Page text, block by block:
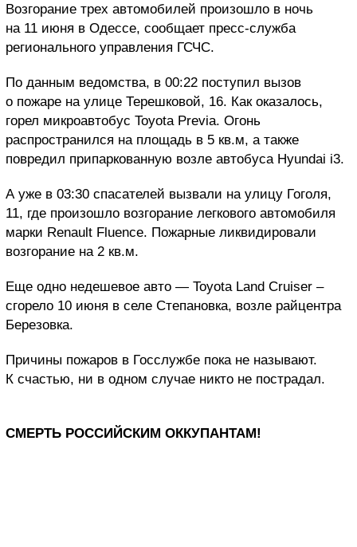
Возгорание трех автомобилей произошло в ночь
на 11 июня в Одессе, сообщает пресс-служба
регионального управления ГСЧС.
По данным ведомства, в 00:22 поступил вызов
о пожаре на улице Терешковой, 16. Как оказалось,
горел микроавтобус Toyota Previa. Огонь
распространился на площадь в 5 кв.м, а также
повредил припаркованную возле автобуса Hyundai i3.
А уже в 03:30 спасателей вызвали на улицу Гоголя,
11, где произошло возгорание легкового автомобиля
марки Renault Fluence. Пожарные ликвидировали
возгорание на 2 кв.м.
Еще одно недешевое авто — Toyota Land Cruiser –
сгорело 10 июня в селе Степановка, возле райцентра
Березовка.
Причины пожаров в Госслужбе пока не называют.
К счастью, ни в одном случае никто не пострадал.
СМЕРТЬ РОССИЙСКИМ ОККУПАНТАМ!